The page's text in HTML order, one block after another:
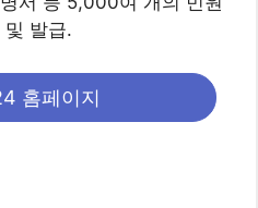
및 발급.
홈페이지